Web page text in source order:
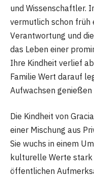
und Wissenschaftler.
vermutlich schon früh
Verantwortung und
das Leben einer
Ihre Kindheit verlief
Familie Wert darauf
Aufwachsen genießen
Die Kindheit von
einer Mischung aus
Sie wuchs in einem
kulturelle Werte
öffentlichen